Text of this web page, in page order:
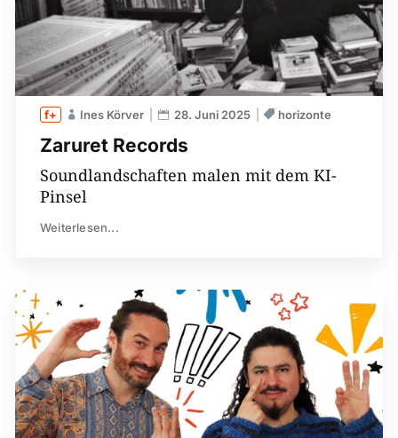
Zaruret Records
Ines Körver 28. Juni 2025 horizonte
Soundlandschaften malen mit dem KI-
Pinsel
Weiterlesen...